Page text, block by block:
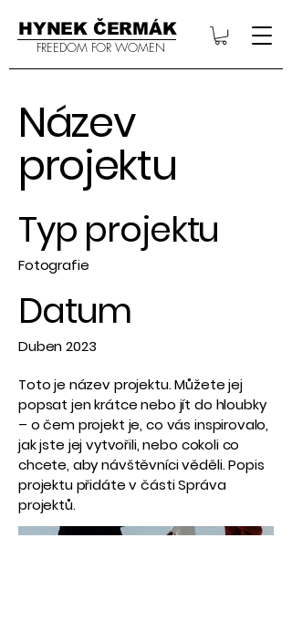
HYNEK ČERMÁK
FREEDOM FOR WOMEN
Název
projektu
Typ projektu
Fotografie
Datum
Duben 2023
Toto je název projektu. Můžete jej
popsat jen krátce nebo jít do hloubky
– o čem projekt je, co vás inspirovalo,
jak jste jej vytvořili, nebo cokoli co
chcete, aby návštěvníci věděli. Popis
projektu přidáte v části Správa
projektů.